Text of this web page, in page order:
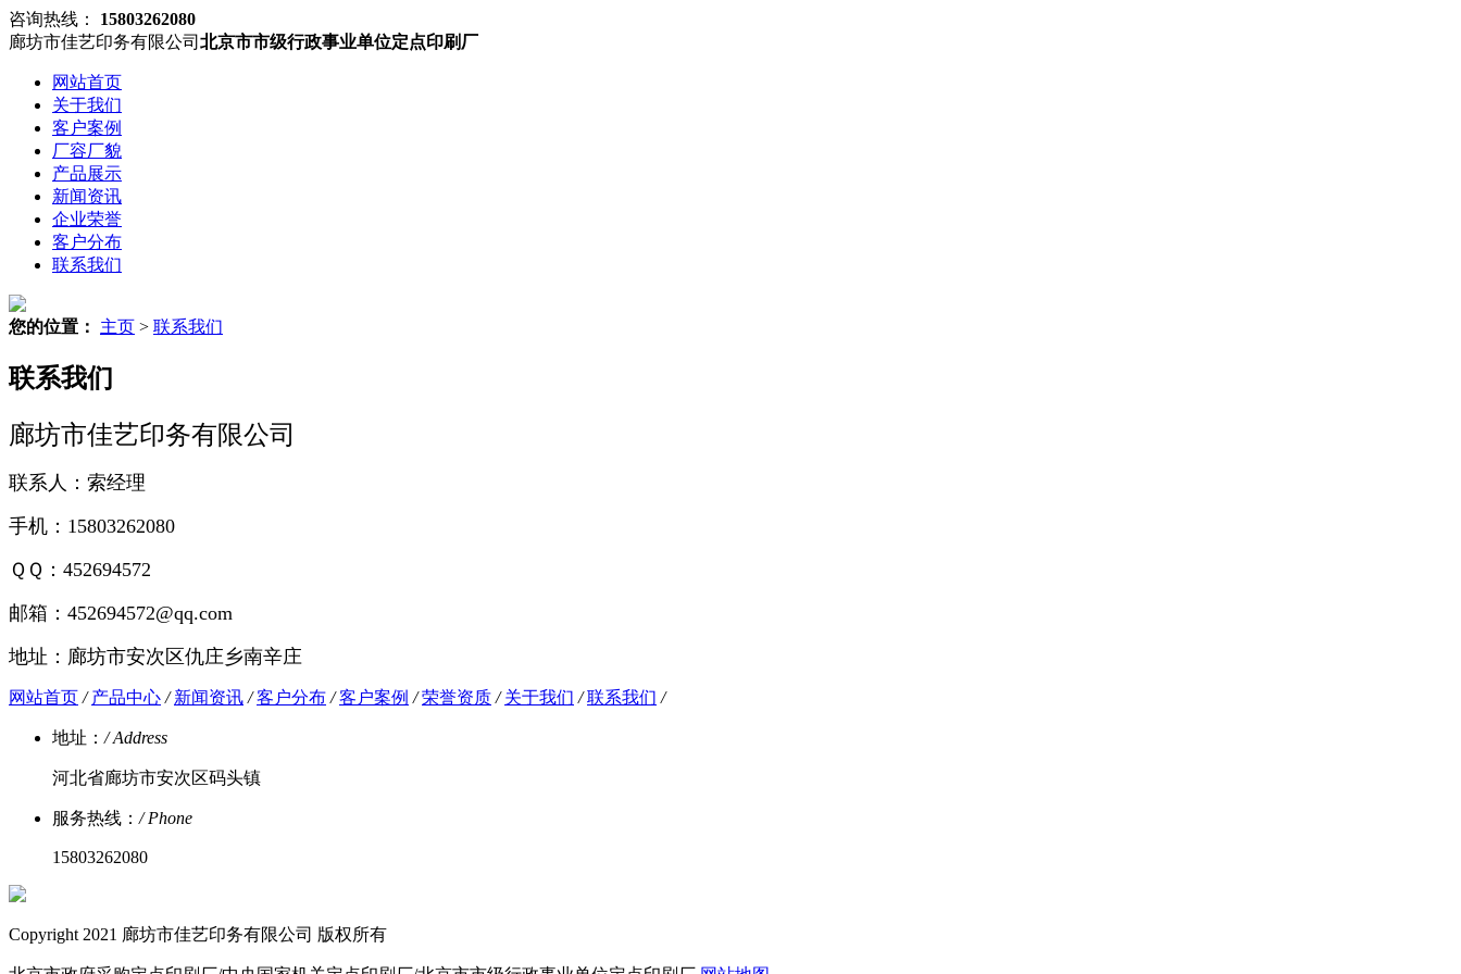
咨询热线：
15803262080
廊坊市佳艺印务有限公司 北京市市级行政事业单位定点印刷厂
网站首页
关于我们
客户案例
厂容厂貌
产品展示
新闻资讯
企业荣誉
客户分布
联系我们
您的位置： 主页 > 联系我们
联系我们
廊坊市佳艺印务有限公司
联系人：索经理
手机：15803262080
ＱＱ：452694572
邮箱：452694572@qq.com
地址：廊坊市安次区仇庄乡南辛庄
网站首页 / 产品中心 / 新闻资讯 / 客户分布 / 客户案例 / 荣誉资质 / 关于我们 / 联系我们 /
地址： / Address
河北省廊坊市安次区码头镇
服务热线： / Phone
15803262080
Copyright 2021 廊坊市佳艺印务有限公司 版权所有